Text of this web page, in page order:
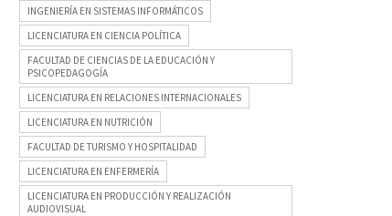
INGENIERÍA EN SISTEMAS INFORMÁTICOS
LICENCIATURA EN CIENCIA POLÍTICA
FACULTAD DE CIENCIAS DE LA EDUCACIÓN Y
PSICOPEDAGOGÍA
LICENCIATURA EN RELACIONES INTERNACIONALES
LICENCIATURA EN NUTRICIÓN
FACULTAD DE TURISMO Y HOSPITALIDAD
LICENCIATURA EN ENFERMERÍA
LICENCIATURA EN PRODUCCIÓN Y REALIZACIÓN
AUDIOVISUAL